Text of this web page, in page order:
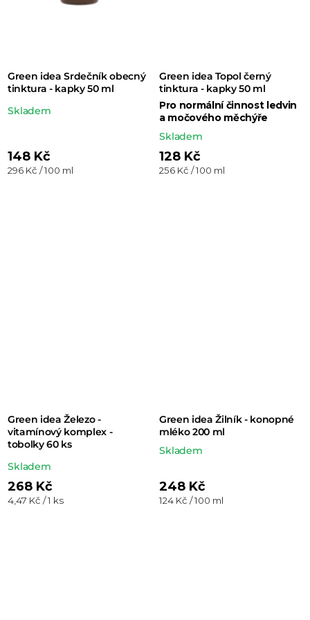
Green idea Srdečník obecný
tinktura - kapky 50 ml
Průměrné
je
Skladem
148 Kč
Měrná
296 Kč / 100 ml
Green idea Topol černý
tinktura - kapky 50 ml
Pro normální činnost ledvin
a močového měchýře
Skladem
128 Kč
Měrná
256 Kč / 100 ml
Green idea Železo -
vitamínový komplex -
tobolky 60 ks
Průměrné
hodnocení
produktu
Skladem
268 Kč
Měrná
4,47 Kč / 1 ks
Green idea Žilník - konopné
mléko 200 ml
Skladem
248 Kč
Měrná
124 Kč / 100 ml